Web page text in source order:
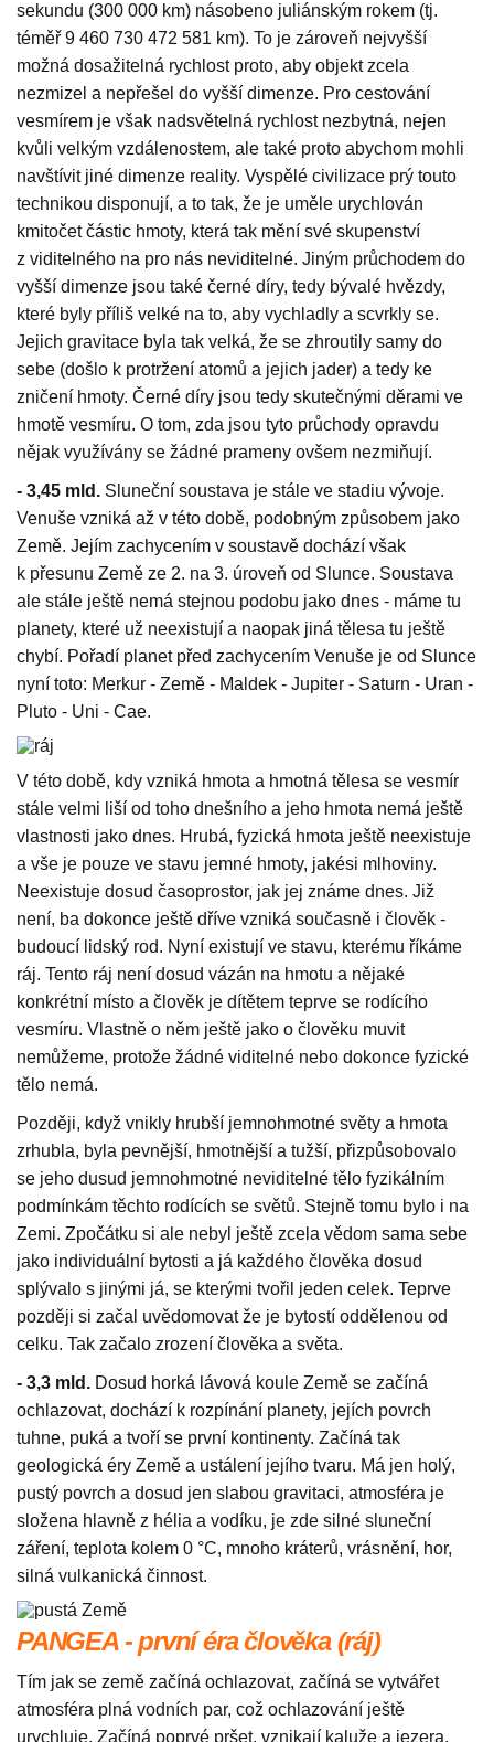
sekundu (300 000 km) násobeno juliánským rokem (tj.
téměř 9 460 730 472 581 km). To je zároveň nejvyšší
možná dosažitelná rychlost proto, aby objekt zcela
nezmizel a nepřešel do vyšší dimenze. Pro cestování
vesmírem je však nadsvětelná rychlost nezbytná, nejen
kvůli velkým vzdálenostem, ale také proto abychom mohli
navštívit jiné dimenze reality. Vyspělé civilizace prý touto
technikou disponují, a to tak, že je uměle urychlován
kmitočet částic hmoty, která tak mění své skupenství
z viditelného na pro nás neviditelné. Jiným průchodem do
vyšší dimenze jsou také černé díry, tedy bývalé hvězdy,
které byly příliš velké na to, aby vychladly a scvrkly se.
Jejich gravitace byla tak velká, že se zhroutily samy do
sebe (došlo k protržení atomů a jejich jader) a tedy ke
zničení hmoty. Černé díry jsou tedy skutečnými děrami ve
hmotě vesmíru. O tom, zda jsou tyto průchody opravdu
nějak využívány se žádné prameny ovšem nezmiňují.
- 3,45 mld. Sluneční soustava je stále ve stadiu vývoje.
Venuše vzniká až v této době, podobným způsobem jako
Země. Jejím zachycením v soustavě dochází však
k přesunu Země ze 2. na 3. úroveň od Slunce. Soustava
ale stále ještě nemá stejnou podobu jako dnes - máme tu
planety, které už neexistují a naopak jiná tělesa tu ještě
chybí. Pořadí planet před zachycením Venuše je od Slunce
nyní toto: Merkur - Země - Maldek - Jupiter - Saturn - Uran -
Pluto - Uni - Cae.
V této době, kdy vzniká hmota a hmotná tělesa se vesmír
stále velmi liší od toho dnešního a jeho hmota nemá ještě
vlastnosti jako dnes. Hrubá, fyzická hmota ještě neexistuje
a vše je pouze ve stavu jemné hmoty, jakési mlhoviny.
Neexistuje dosud časoprostor, jak jej známe dnes. Již
není, ba dokonce ještě dříve vzniká současně i člověk -
budoucí lidský rod. Nyní existují ve stavu, kterému říkáme
ráj. Tento ráj není dosud vázán na hmotu a nějaké
konkrétní místo a člověk je dítětem teprve se rodícího
vesmíru. Vlastně o něm ještě jako o člověku muvit
nemůžeme, protože žádné viditelné nebo dokonce fyzické
tělo nemá.
Později, když vnikly hrubší jemnohmotné světy a hmota
zrhubla, byla pevnější, hmotnější a tužší, přizpůsobovalo
se jeho dusud jemnohmotné neviditelné tělo fyzikálním
podmínkám těchto rodících se světů. Stejně tomu bylo i na
Zemi. Zpočátku si ale nebyl ještě zcela vědom sama sebe
jako individuální bytosti a já každého člověka dosud
splývalo s jinými já, se kterými tvořil jeden celek. Teprve
později si začal uvědomovat že je bytostí oddělenou od
celku. Tak začalo zrození člověka a světa.
- 3,3 mld. Dosud horká lávová koule Země se začíná
ochlazovat, dochází k rozpínání planety, jejích povrch
tuhne, puká a tvoří se první kontinenty. Začíná tak
geologická éry Země a ustálení jejího tvaru. Má jen holý,
pustý povrch a dosud jen slabou gravitaci, atmosféra je
složena hlavně z hélia a vodíku, je zde silné sluneční
záření, teplota kolem 0 °C, mnoho kráterů, vrásnění, hor,
silná vulkanická činnost.
PANGEA - první éra člověka (ráj)
Tím jak se země začíná ochlazovat, začíná se vytvářet
atmosféra plná vodních par, což ochlazování ještě
urychluje. Začíná poprvé pršet, vznikají kaluže a jezera.